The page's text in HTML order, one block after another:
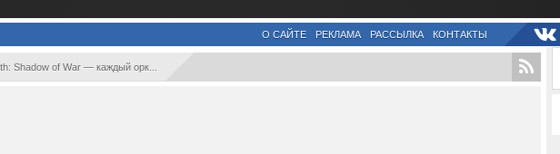
О САЙТЕ РЕКЛАМА РАССЫЛКА КОНТАКТЫ
Shadow of War — каждый орк...